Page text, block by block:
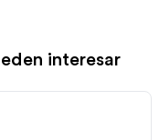
interesar